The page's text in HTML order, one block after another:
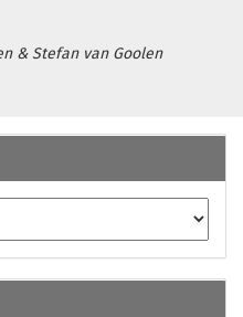
& Stefan van Goolen